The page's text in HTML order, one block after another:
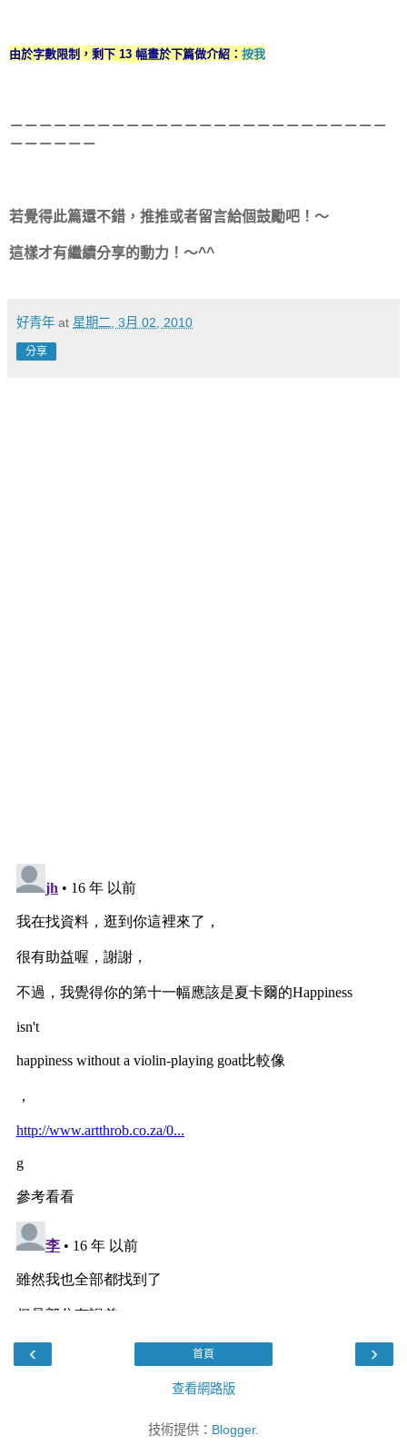
由於字數限制，剩下 13 幅畫於下篇做介紹： 按我
－－－－－－－－－－－－－－－－－－－－－－－－－－
－－－－－－
若覺得此篇還不錯，推推或者留言給個鼓勵吧！～
這樣才有繼續分享的動力！～^^
好青年 at 星期二, 3月 02, 2010
分享
‹ ›
首頁
查看網路版
技術提供： Blogger.